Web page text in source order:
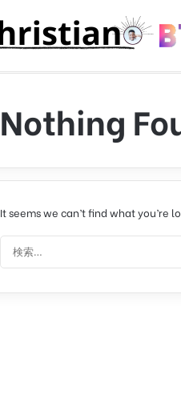
Nothing
It seems we can’t find what you’re